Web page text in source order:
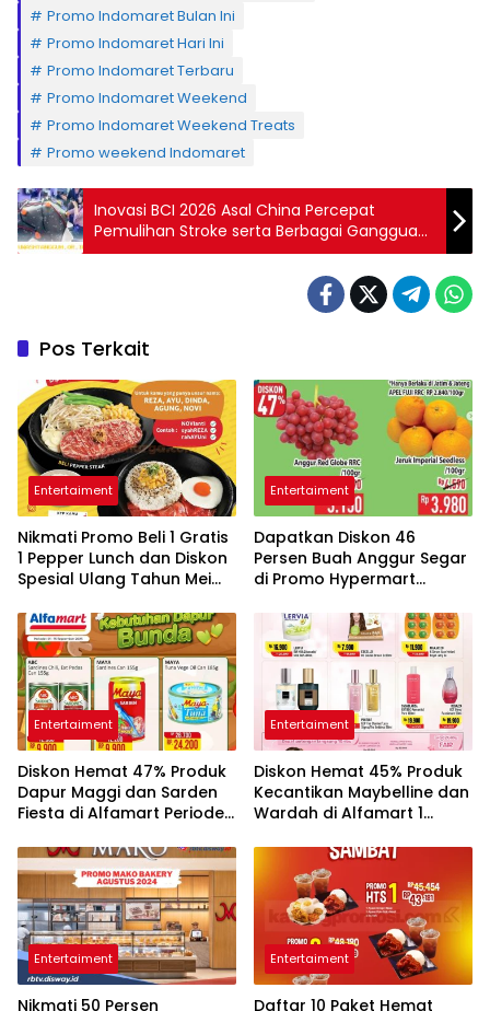
Promo Indomaret Bulan Ini
Promo Indomaret Hari Ini
Promo Indomaret Terbaru
Promo Indomaret Weekend
Promo Indomaret Weekend Treats
Promo weekend Indomaret
Inovasi BCI 2026 Asal China Percepat
Pemulihan Stroke serta Berbagai Gangguan
Saraf Berat
Pos Terkait
Entertaiment
Nikmati Promo Beli 1 Gratis
1 Pepper Lunch dan Diskon
Spesial Ulang Tahun Mei
Entertaiment
Dapatkan Diskon 46
Persen Buah Anggur Segar
di Promo Hypermart
Entertaiment
Diskon Hemat 47% Produk
Dapur Maggi dan Sarden
Fiesta di Alfamart Periode 1
Entertaiment
Diskon Hemat 45% Produk
Kecantikan Maybelline dan
Wardah di Alfamart 1
Entertaiment
Nikmati 50 Persen
Entertaiment
Daftar 10 Paket Hemat